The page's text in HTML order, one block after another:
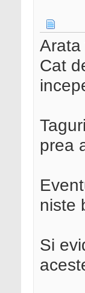
Arata
Cat
prea
niste
Si